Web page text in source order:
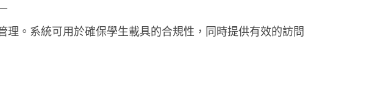
。系統可用於確保學生載具的合規性，同時提供有效的訪問